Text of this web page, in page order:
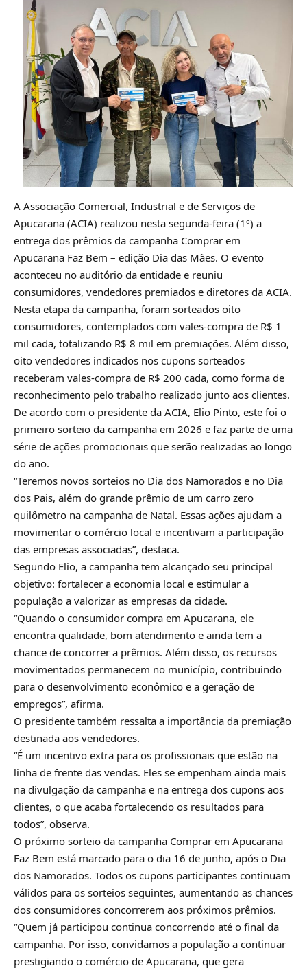
A Associação Comercial, Industrial e de Serviços de
Apucarana (ACIA) realizou nesta segunda-feira (1º) a
entrega dos prêmios da campanha Comprar em
Apucarana Faz Bem – edição Dia das Mães. O evento
aconteceu no auditório da entidade e reuniu
consumidores, vendedores premiados e diretores da ACIA.
Nesta etapa da campanha, foram sorteados oito
consumidores, contemplados com vales-compra de R$ 1
mil cada, totalizando R$ 8 mil em premiações. Além disso,
oito vendedores indicados nos cupons sorteados
receberam vales-compra de R$ 200 cada, como forma de
reconhecimento pelo trabalho realizado junto aos clientes.
De acordo com o presidente da ACIA, Elio Pinto, este foi o
primeiro sorteio da campanha em 2026 e faz parte de uma
série de ações promocionais que serão realizadas ao longo
do ano.
“Teremos novos sorteios no Dia dos Namorados e no Dia
dos Pais, além do grande prêmio de um carro zero
quilômetro na campanha de Natal. Essas ações ajudam a
movimentar o comércio local e incentivam a participação
das empresas associadas”, destaca.
Segundo Elio, a campanha tem alcançado seu principal
objetivo: fortalecer a economia local e estimular a
população a valorizar as empresas da cidade.
“Quando o consumidor compra em Apucarana, ele
encontra qualidade, bom atendimento e ainda tem a
chance de concorrer a prêmios. Além disso, os recursos
movimentados permanecem no município, contribuindo
para o desenvolvimento econômico e a geração de
empregos”, afirma.
O presidente também ressalta a importância da premiação
destinada aos vendedores.
“É um incentivo extra para os profissionais que estão na
linha de frente das vendas. Eles se empenham ainda mais
na divulgação da campanha e na entrega dos cupons aos
clientes, o que acaba fortalecendo os resultados para
todos”, observa.
O próximo sorteio da campanha Comprar em Apucarana
Faz Bem está marcado para o dia 16 de junho, após o Dia
dos Namorados. Todos os cupons participantes continuam
válidos para os sorteios seguintes, aumentando as chances
dos consumidores concorrerem aos próximos prêmios.
“Quem já participou continua concorrendo até o final da
campanha. Por isso, convidamos a população a continuar
prestigiando o comércio de Apucarana, que gera